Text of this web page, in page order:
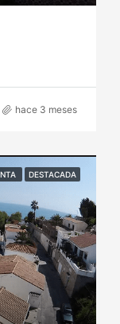
hace 3 meses
DESTACADA